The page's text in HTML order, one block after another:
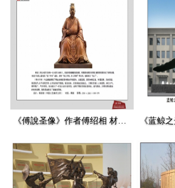
《傅說圣像》作者傅绍相 材质青铜 高度3.69m 安放：平陆傅相祠